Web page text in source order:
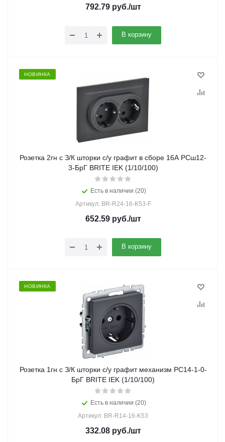
792.79руб./шт
В корзину
НОВИНКА
Розетка 2гн с З/К шторки с/у графит в сборе 16А РСш12-
3-БрГ BRITE IEK (1/10/100)
Есть в наличии (20)
Артикул: BR-R24-16-K53-F
652.59руб./шт
В корзину
НОВИНКА
Розетка 1гн с З/К шторки с/у графит механизм РС14-1-0-
БрГ BRITE IEK (1/10/100)
Есть в наличии (20)
Артикул: BR-R14-16-K53
332.08руб./шт